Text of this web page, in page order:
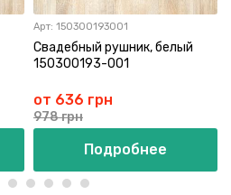
Арт: 150300193001
Свадебный рушник, белый
150300193-001
от 636 грн
978 грн
Подробнее